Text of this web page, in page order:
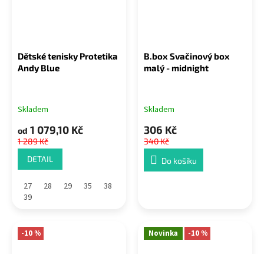
Dětské tenisky Protetika
Andy Blue
Skladem
od 1 079,10 Kč
1 289 Kč
DETAIL
27 28 29 35
38
39
B.box Svačinový box
malý - midnight
Skladem
306 Kč
340 Kč
Do košíku
-10 % Novinka -10 %